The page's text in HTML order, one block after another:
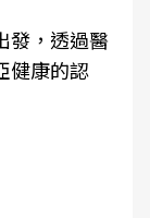
發，透過醫
健康的認